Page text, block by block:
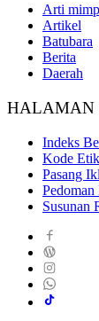
Arti
Artikel
Batubara
Berita
Daerah
HALAMAN
Indeks
Kode Etik
Pasang
Susunan